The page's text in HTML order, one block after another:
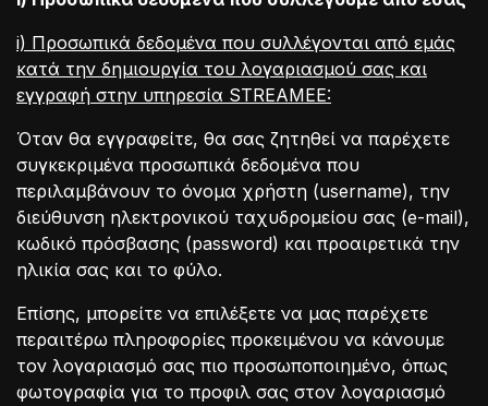
i) Προσωπικά δεδομένα που συλλέγονται από εμάς
κατά την δημιουργία του λογαριασμού σας και
εγγραφή στην υπηρεσία STREAMEE:
Όταν θα εγγραφείτε, θα σας ζητηθεί να παρέχετε
συγκεκριμένα προσωπικά δεδομένα που
περιλαμβάνουν το όνομα χρήστη (username), την
διεύθυνση ηλεκτρονικού ταχυδρομείου σας (e-mail),
κωδικό πρόσβασης (password) και προαιρετικά την
ηλικία σας και το φύλο.
Επίσης, μπορείτε να επιλέξετε να μας παρέχετε
περαιτέρω πληροφορίες προκειμένου να κάνουμε
τον λογαριασμό σας πιο προσωποποιημένο, όπως
φωτογραφία για το προφιλ σας στον λογαριασμό